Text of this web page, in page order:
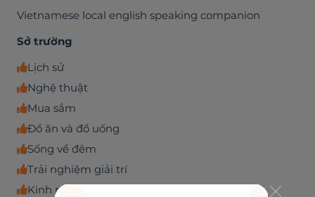
Vietnamese local english speaking companion
Sở trường
Lịch sử
Nghệ thuật
Mua sắm
Đồ ăn và đồ uống
Sống về đêm
Trải nghiệm giải trí
Kinh nghiệm mạo hiểm